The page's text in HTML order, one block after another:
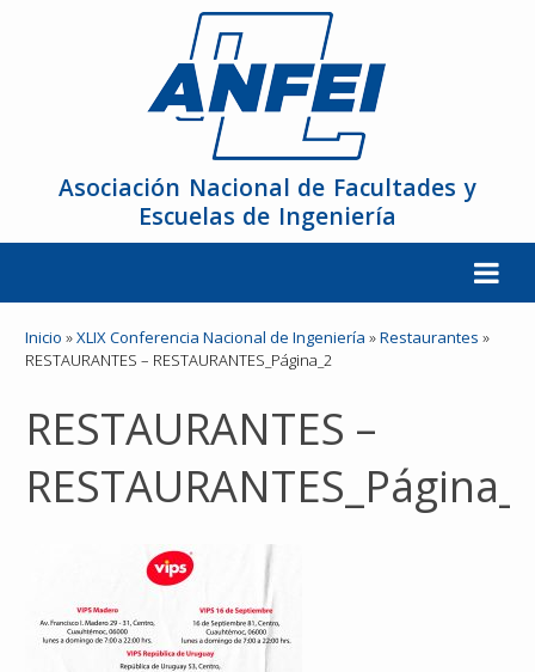
Asociación Nacional de Facultades y
Escuelas de Ingeniería
La ANFEI
Reconocimientos
Publicaciones
Inicio »XLIX Conferencia Nacional de Ingeniería »Restaurantes »
RESTAURANTES – RESTAURANTES_Página_2
RESTAURANTES –